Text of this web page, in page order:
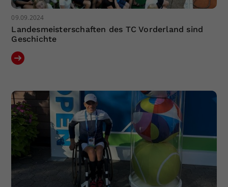
09.09.2024
Landesmeisterschaften des TC Vorderland sind
Geschichte